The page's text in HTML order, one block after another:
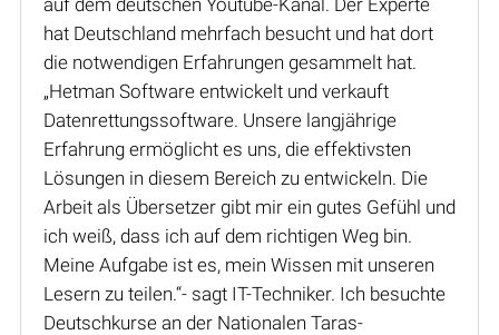
hat Deutschland mehrfach besucht und hat dort
die notwendigen Erfahrungen gesammelt hat.
„Hetman Software entwickelt und verkauft
Datenrettungssoftware. Unsere langjährige
Erfahrung ermöglicht es uns, die effektivsten
Lösungen in diesem Bereich zu entwickeln. Die
Arbeit als Übersetzer gibt mir ein gutes Gefühl und
ich weiß, dass ich auf dem richtigen Weg bin.
Meine Aufgabe ist es, mein Wissen mit unseren
Lesern zu teilen.“- sagt IT-Techniker. Ich besuchte
Deutschkurse an der Nationalen Taras-